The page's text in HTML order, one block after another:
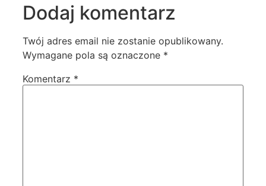
Dodaj komentarz
Twój adres email nie zostanie opublikowany.
Wymagane pola są oznaczone *
Komentarz *